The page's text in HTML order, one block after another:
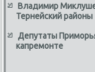
Владимир
Тернейский районы
Депутаты
капремонте